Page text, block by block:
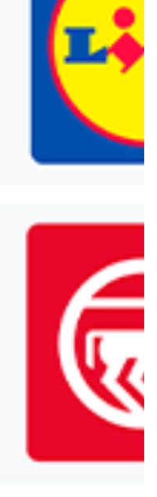
gazetkę
Blix!
aktualna
Carrefour